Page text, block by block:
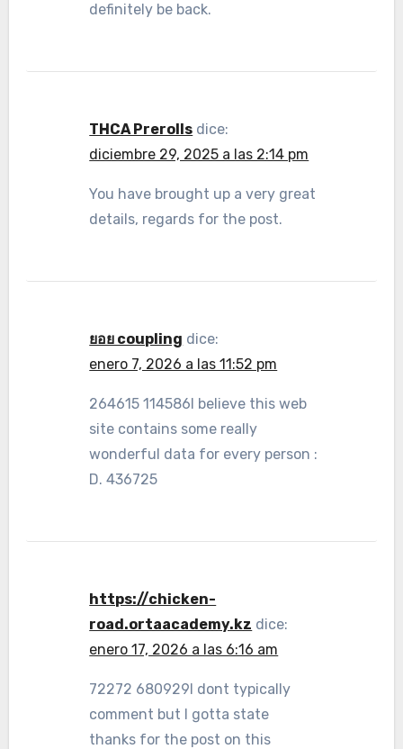
definitely be back.
THCA Prerolls dice:
diciembre 29, 2025 a las 2:14 pm
You have brought up a very great
details, regards for the post.
ยอย coupling dice:
enero 7, 2026 a las 11:52 pm
264615 114586I believe this web
site contains some really
wonderful data for every person :
D. 436725
https://chicken-
road.ortaacademy.kz dice:
enero 17, 2026 a las 6:16 am
72272 680929I dont typically
comment but I gotta state
thanks for the post on this